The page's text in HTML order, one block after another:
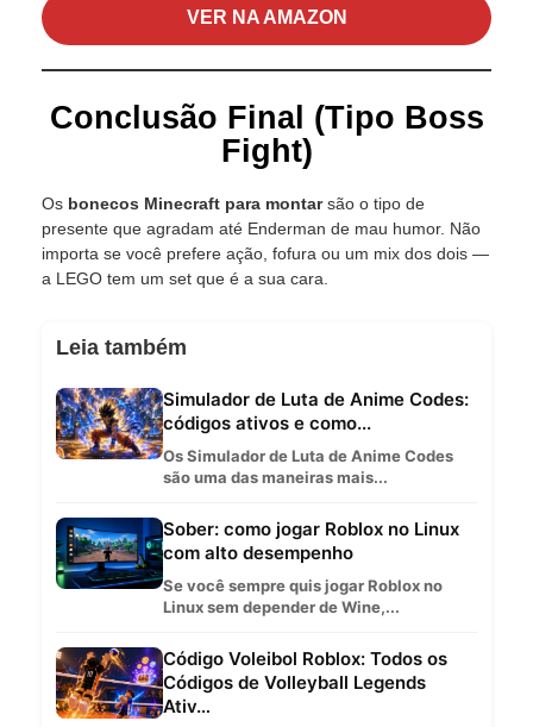
VER NA AMAZON
Conclusão Final (Tipo Boss
Fight)
Os bonecos Minecraft para montarsão o tipo de
presente que agradam até Enderman de mau humor. Não
importa se você prefere ação, fofura ou um mix dos dois —
a LEGO tem um set que é a sua cara.
Leia também
Simulador de Luta de Anime Codes:
códigos ativos e como...
Os Simulador de Luta de Anime Codes
são uma das maneiras mais...
Sober: como jogar Roblox no Linux
com alto desempenho
Se você sempre quis jogar Roblox no
Linux sem depender de Wine,...
Código Voleibol Roblox: Todos os
Códigos de Volleyball Legends
Ativ…